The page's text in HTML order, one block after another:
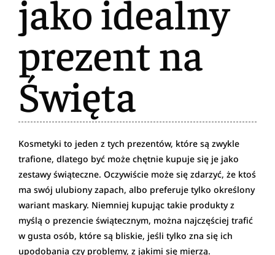
jako idealny
prezent na
Święta
Kosmetyki to jeden z tych prezentów, które są zwykle
trafione, dlatego być może chętnie kupuje się je jako
zestawy świąteczne. Oczywiście może się zdarzyć, że ktoś
ma swój ulubiony zapach, albo preferuje tylko określony
wariant maskary. Niemniej kupując takie produkty z
myślą o prezencie świątecznym, można najczęściej trafić
w gusta osób, które są bliskie, jeśli tylko zna się ich
upodobania czy problemy, z jakimi się mierzą.